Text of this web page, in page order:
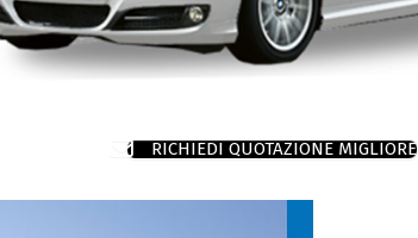
RICHIEDI QUOTAZIONE MIGLIORE